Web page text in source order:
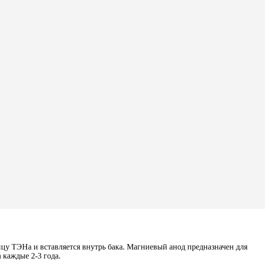
ТЭНа и вставляется внутрь бака. Магниевый анод предназначен для
каждые 2-3 года.